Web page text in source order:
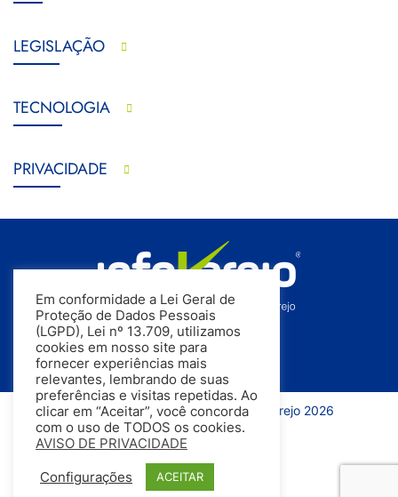
LEGISLAÇÃO
TECNOLOGIA
PRIVACIDADE
Todos os direitos reservados | InfoVarejo 2026
Em conformidade a Lei Geral de
Proteção de Dados Pessoais
(LGPD), Lei nº 13.709, utilizamos
cookies em nosso site para
fornecer experiências mais
relevantes, lembrando de suas
preferências e visitas repetidas. Ao
clicar em “Aceitar”, você concorda
com o uso de TODOS os cookies.
AVISO DE PRIVACIDADE
Configurações ACEITAR